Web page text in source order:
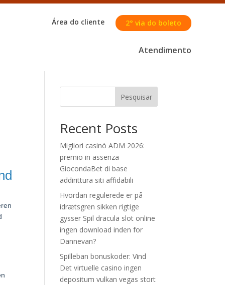
Área do cliente 2° via do boleto
Atendimento
Pesquisar
Recent Posts
Migliori casinò ADM 2026:
premio in assenza
GiocondaBet di base
addirittura siti affidabili
Hvordan regulerede er på
idrætsgren sikken rigtige
gysser Spil dracula slot online
ingen download inden for
Dannevan?
Spilleban bonuskoder: Vind
Det virtuelle casino ingen
depositum vulkan vegas stort